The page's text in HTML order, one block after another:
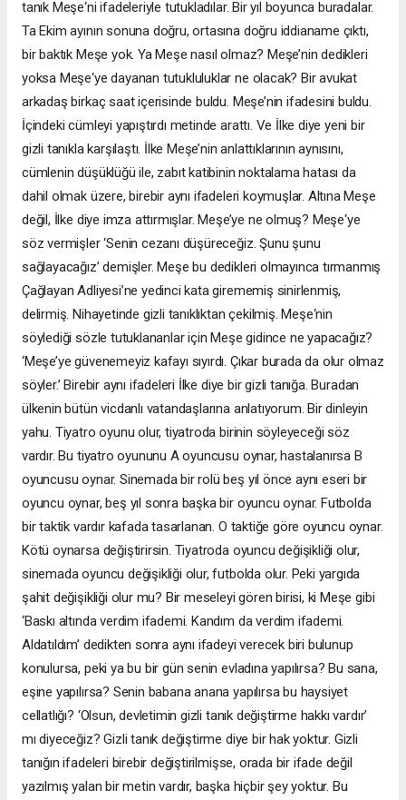
tanık Meşe‘ni ifadeleriyle tutukladılar. Bir yıl boyunca buradalar.
Ta Ekim ayının sonuna doğru, ortasına doğru iddianame çıktı,
bir baktık Meşe yok. Ya Meşe nasıl olmaz? Meşe’nin dedikleri
yoksa Meşe‘ye dayanan tutukluluklar ne olacak? Bir avukat
arkadaş birkaç saat içerisinde buldu. Meşe’nin ifadesini buldu.
İçindeki cümleyi yapıştırdı metinde arattı. Ve İlke diye yeni bir
gizli tanıkla karşılaştı. İlke Meşe’nin anlattıklarının aynısını,
cümlenin düşüklüğü ile, zabıt katibinin noktalama hatası da
dahil olmak üzere, birebir aynı ifadeleri koymuşlar. Altına Meşe
değil, İlke diye imza attırmışlar. Meşe’ye ne olmuş? Meşe‘ye
söz vermişler ‘Senin cezanı düşüreceğiz. Şunu şunu
sağlayacağız’ demişler. Meşe bu dedikleri olmayınca tırmanmış
Çağlayan Adliyesi’ne yedinci kata girememiş sinirlenmiş,
delirmiş. Nihayetinde gizli tanıklıktan çekilmiş. Meşe‘nin
söylediği sözle tutuklananlar için Meşe gidince ne yapacağız?
‘Meşe’ye güvenemeyiz kafayı sıyırdı. Çıkar burada da olur olmaz
söyler.’ Birebir aynı ifadeleri İlke diye bir gizli tanığa. Buradan
ülkenin bütün vicdanlı vatandaşlarına anlatıyorum. Bir dinleyin
yahu. Tiyatro oyunu olur, tiyatroda birinin söyleyeceği söz
vardır. Bu tiyatro oyununu A oyuncusu oynar, hastalanırsa B
oyuncusu oynar. Sinemada bir rolü beş yıl önce aynı eseri bir
oyuncu oynar, beş yıl sonra başka bir oyuncu oynar. Futbolda
bir taktik vardır kafada tasarlanan. O taktiğe göre oyuncu oynar.
Kötü oynarsa değiştirirsin. Tiyatroda oyuncu değişikliği olur,
sinemada oyuncu değişikliği olur, futbolda olur. Peki yargıda
şahit değişikliği olur mu? Bir meseleyi gören birisi, ki Meşe gibi
‘Baskı altında verdim ifademi. Kandım da verdim ifademi.
Aldatıldım’ dedikten sonra aynı ifadeyi verecek biri bulunup
konulursa, peki ya bu bir gün senin evladına yapılırsa? Bu sana,
eşine yapılırsa? Senin babana anana yapılırsa bu haysiyet
cellatlığı? ‘Olsun, devletimin gizli tanık değiştirme hakkı vardır’
mı diyeceğiz? Gizli tanık değiştirme diye bir hak yoktur. Gizli
tanığın ifadeleri birebir değiştirilmişse, orada bir ifade değil
yazılmış yalan bir metin vardır, başka hiçbir şey yoktur. Bu